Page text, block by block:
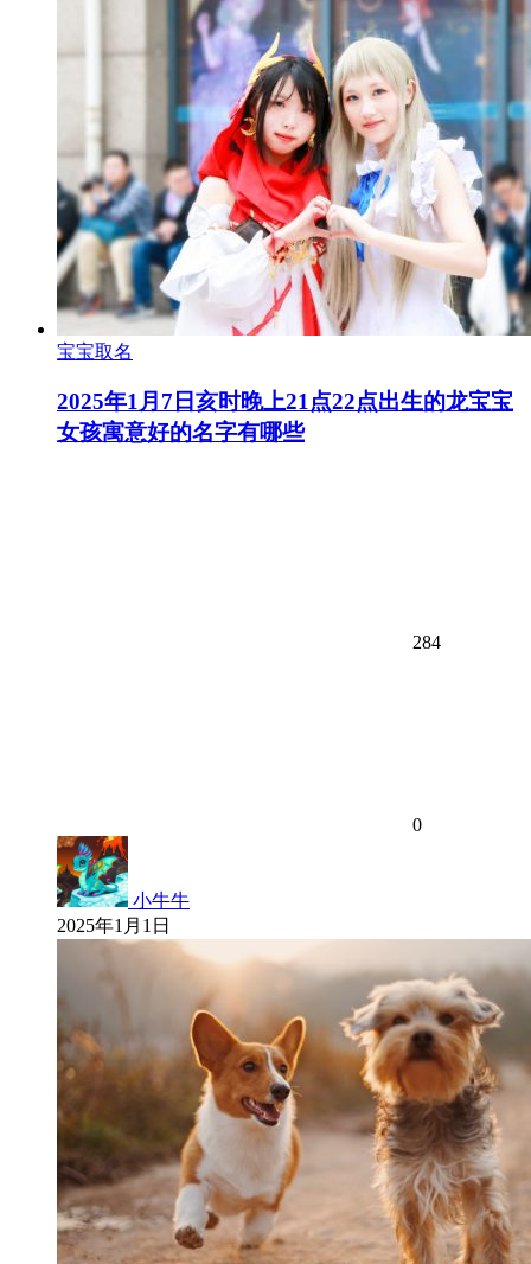
宝宝取名
2025年1月7日亥时晚上21点22点出生的龙宝宝
女孩寓意好的名字有哪些
284
0
小牛牛
2025年1月1日